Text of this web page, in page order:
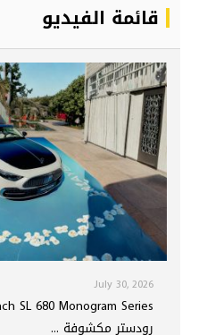
قائمة الفيديو
July 30, 2026
رودستر مكشوفة ...